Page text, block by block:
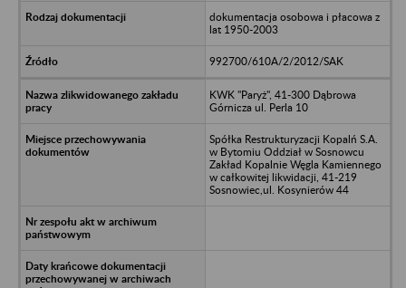
dokumentacja osobowa i płacowa z
lat 1950-2003
992700/610A/2/2012/SAK
KWK "Paryż", 41-300 Dąbrowa
Górnicza ul. Perla 10
Spółka Restrukturyzacji Kopalń S.A.
w Bytomiu Oddział w Sosnowcu
Zakład Kopalnie Węgla Kamiennego
w całkowitej likwidacji, 41-219
Sosnowiec,ul. Kosynierów 44